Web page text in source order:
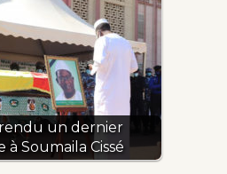
rendu un dernier
à Soumaila Cissé